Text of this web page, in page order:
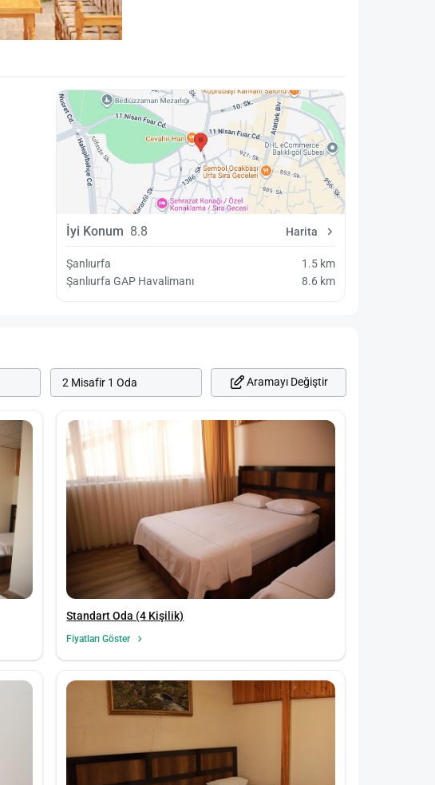
İyi Konum 8.8 Harita
Şanlıurfa
1.5 km
Şanlıurfa GAP Havalimanı
8.6 km
2 Misafir 1 Oda Aramayı Değiştir
Standart Oda (4 Kişilik)
Fiyatları Göster